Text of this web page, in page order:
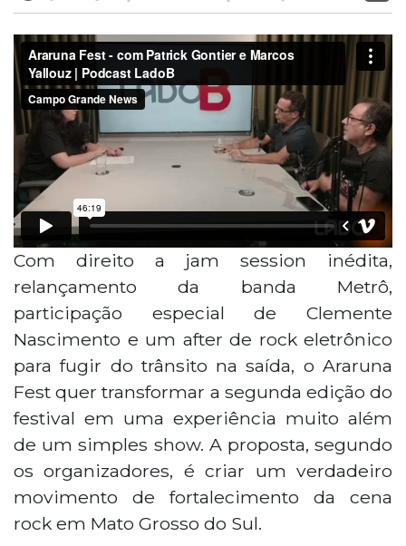
Com direito a jam session inédita,
relançamento da banda Metrô,
participação especial de Clemente
Nascimento e um after de rock eletrônico
para fugir do trânsito na saída, o Araruna
Fest quer transformar a segunda edição do
festival em uma experiência muito além
de um simples show. A proposta, segundo
os organizadores, é criar um verdadeiro
movimento de fortalecimento da cena
rock em Mato Grosso do Sul.